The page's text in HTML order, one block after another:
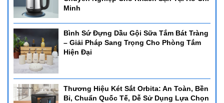
Minh
Bình Sứ Đựng Dầu Gội Sữa Tắm Bát Tràng
– Giải Pháp Sang Trọng Cho Phòng Tắm
Hiện Đại
Thương Hiệu Két Sắt Orbita: An Toàn, Bền
Bỉ, Chuẩn Quốc Tế, Dễ Sử Dụng Lựa Chọn